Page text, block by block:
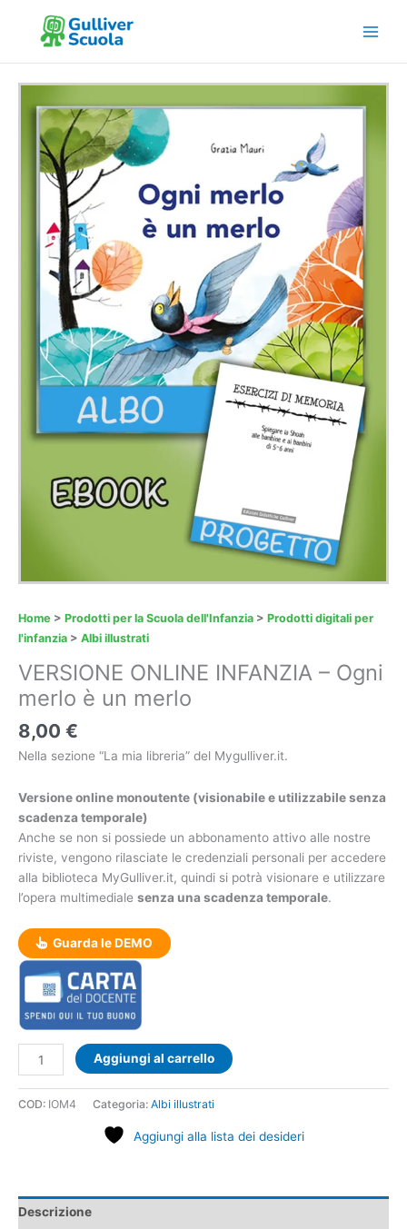
contenuto
Home > Prodotti per la Scuola dell'Infanzia > Prodotti digitali per
l'infanzia > Albi illustrati
VERSIONE ONLINE INFANZIA – Ogni
merlo è un merlo
8,00 €
Nella sezione “La mia libreria” del Mygulliver.it.
Versione online monoutente (visionabile e utilizzabile senza
scadenza temporale)
Anche se non si possiede un abbonamento attivo alle nostre
riviste, vengono rilasciate le credenziali personali per accedere
alla biblioteca MyGulliver.it, quindi si potrà visionare e utilizzare
l’opera multimediale senza una scadenza temporale.
Guarda le DEMO
ONLINE
INFANZIA
Ogni
merlo
quantità
Aggiungi al carrello
COD: IOM4 Categoria: Albi illustrati
Aggiungi alla lista dei desideri
Descrizione